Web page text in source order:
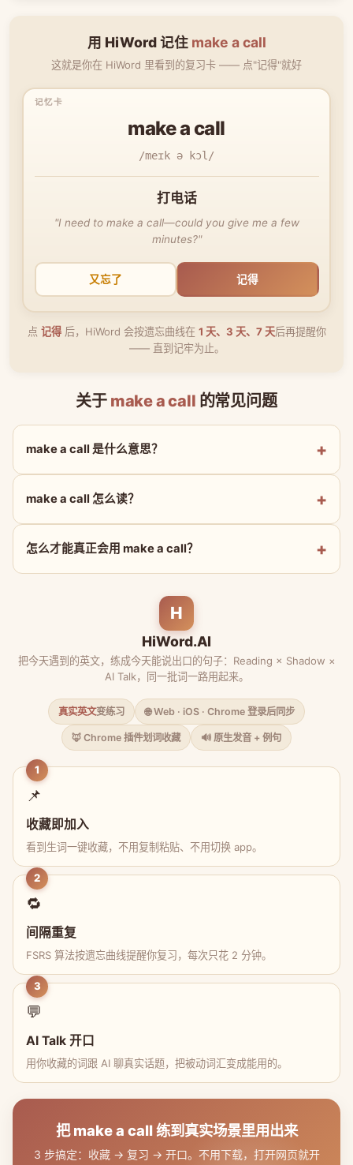
用 HiWord 记住 make a call
这就是你在 HiWord 里看到的复习卡 —— 点"记得"就好
make a call
/meɪk ə kɔl/
打电话
"I need to make a call—could you give me a few
minutes?"
又忘了 记得
点 记得后，HiWord 会按遗忘曲线在 1 天、3 天、7 天后再提醒你
—— 直到记牢为止。
关于 make a call 的常见问题
make a call 是什么意思？
make a call 怎么读？
怎么才能真正会用 make a call？
H
HiWord.AI
把今天遇到的英文，练成今天能说出口的句子：Reading × Shadow ×
AI Talk，同一批词一路用起来。
真实英文变练习 🌐 Web · iOS · Chrome 登录后同步
🦊 Chrome 插件划词收藏 🔊 原生发音 + 例句
1
📌
收藏即加入
看到生词一键收藏，不用复制粘贴、不用切换 app。
2
🔁
间隔重复
FSRS 算法按遗忘曲线提醒你复习，每次只花 2 分钟。
3
💬
AI Talk 开口
用你收藏的词跟 AI 聊真实话题，把被动词汇变成能用的。
把 make a call 练到真实场景里用出来
3 步搞定：收藏 → 复习 → 开口。不用下载，打开网页就开